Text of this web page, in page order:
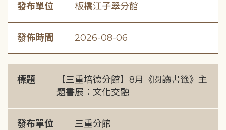
發布單位 板橋江子翠分館
發佈時間 2026-08-06
標題
【三重培德分館】8月《閱讀書籤》主
題書展：文化交融
發布單位 三重分館